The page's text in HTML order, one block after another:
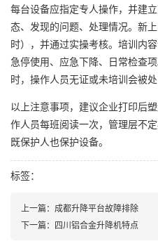
每台设备应指定专人操作，并建
态、发现的问题、处理情况。新
时），并通过实操考核。培训内
急停使用、应急下降、日常检查
时，操作人员无证或未培训会被处
以上注意事项，建议企业打印后
作人员每班阅读一次，管理层不
既保护人也保护设备。
标签：
上一篇： 成都升降平台故障排除
下一篇： 四川铝合金升降机特点